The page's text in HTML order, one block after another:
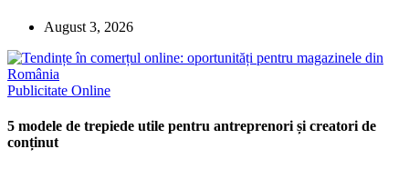
August 3, 2026
Publicitate Online
5 modele de trepiede utile pentru antreprenori și creatori de
conținut